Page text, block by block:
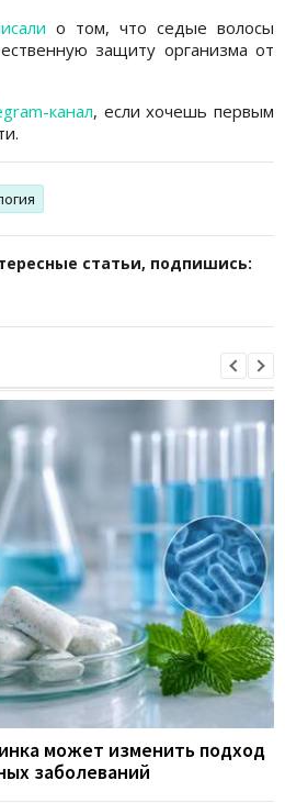
о том, что седые волосы
защиту организма от
канал, если хочешь первым
статьи, подпишись:
может изменить подход
заболеваний